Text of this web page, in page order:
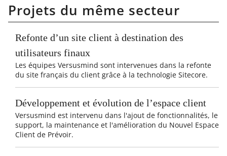
Projets du même secteur
Refonte d’un site client à destination des
utilisateurs finaux
Les équipes Versusmind sont intervenues dans la refonte
du site français du client grâce à la technologie Sitecore.
Développement et évolution de l’espace client
Versusmind est intervenu dans l'ajout de fonctionnalités, le
support, la maintenance et l'amélioration du Nouvel Espace
Client de Prévoir.